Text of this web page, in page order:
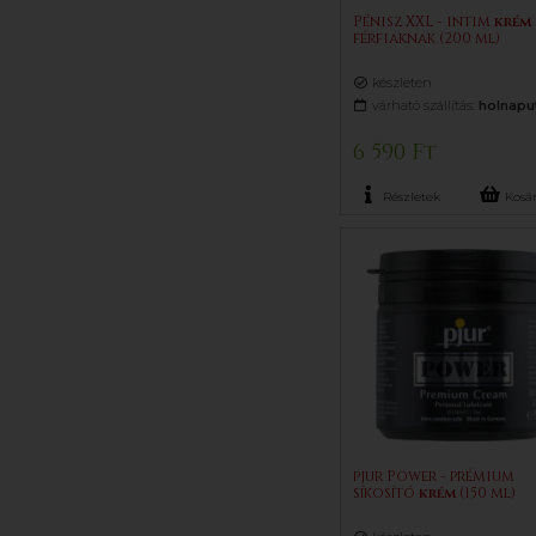
Pénisz XXL - intim krém
férfiaknak (200 ml)
készleten
várható szállítás:
6 590 Ft
Részletek
pjur Power - prémium
síkosító krém(150 ml)